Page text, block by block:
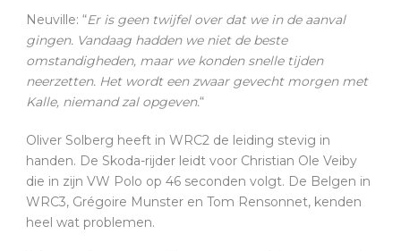
Neuville: “Er is geen twijfel over dat we in de aanval
gingen. Vandaag hadden we niet de beste
omstandigheden, maar we konden snelle tijden
neerzetten. Het wordt een zwaar gevecht morgen met
Kalle, niemand zal opgeven.“
Oliver Solberg heeft in WRC2 de leiding stevig in
handen. De Skoda-rijder leidt voor Christian Ole Veiby
die in zijn VW Polo op 46 seconden volgt. De Belgen in
WRC3, Grégoire Munster en Tom Rensonnet, kenden
heel wat problemen.